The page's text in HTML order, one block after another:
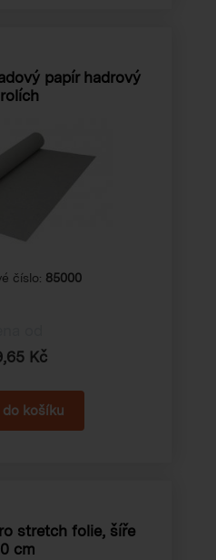
papír hadrový
číslo: 85000
Kč
stretch folie, šíře
cm